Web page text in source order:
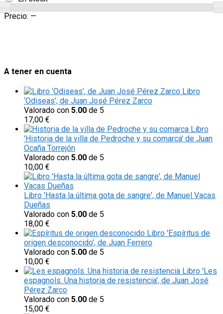
Precio: —
A tener en cuenta
Libro
‘Odiseas’, de Juan José Pérez Zarco
Valorado con 5.00 de 5
17,00 €
Libro
'Historia de la villa de Pedroche y su comarca' de Juan
Ocaña Torrejón
Valorado con 5.00 de 5
10,00 €
Libro 'Hasta la última gota de sangre', de Manuel Vacas
Dueñas
Valorado con 5.00 de 5
18,00 €
Libro 'Espíritus de
origen desconocido', de Juan Ferrero
Valorado con 5.00 de 5
10,00 €
Libro 'Les
espagnols. Una historia de resistencia', de Juan José
Pérez Zarco
Valorado con 5.00 de 5
15,00 €